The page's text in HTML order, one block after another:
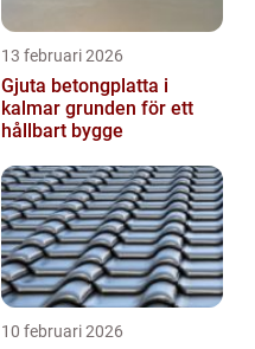
13 februari 2026
Gjuta betongplatta i
kalmar grunden för ett
hållbart bygge
10 februari 2026